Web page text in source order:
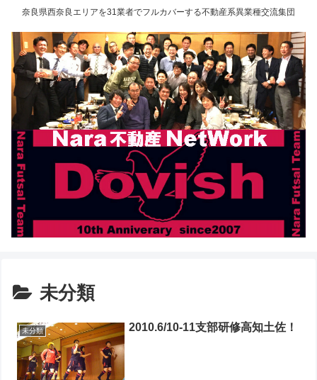
奈良県西奈良エリアを31業者でフルカバーする不動産系異業種交流集団
未分類
未分類 2010.6/10-11支部研修高知土佐！